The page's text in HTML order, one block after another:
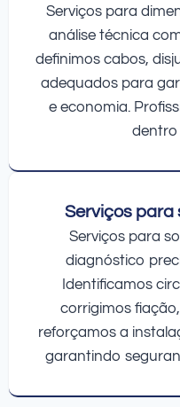
Serviços para
análise técnica
definimos cabos,
adequados para
e economia.
dentro
Serviços
Serviços para
diagnóstico
Identificamos
corrigimos
reforçamos a
garantindo